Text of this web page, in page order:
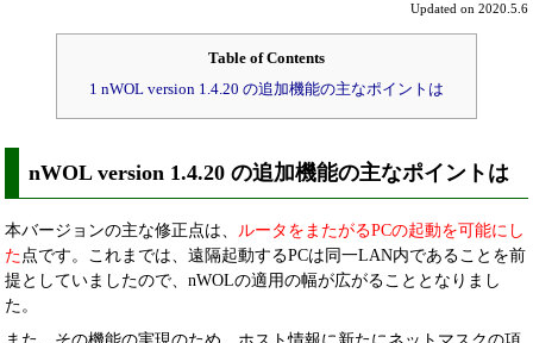
Updated on 2020.5.6
Table of Contents
1 nWOL version 1.4.20 の追加機能の主なポイントは
nWOL version 1.4.20 の追加機能の主なポイントは
本バージョンの主な修正点は、 ルータをまたがるPCの起動を可能にし
た点です。これまでは、遠隔起動するPCは同一LAN内であることを前
提としていましたので、nWOLの適用の幅が広がることとなりまし
た。